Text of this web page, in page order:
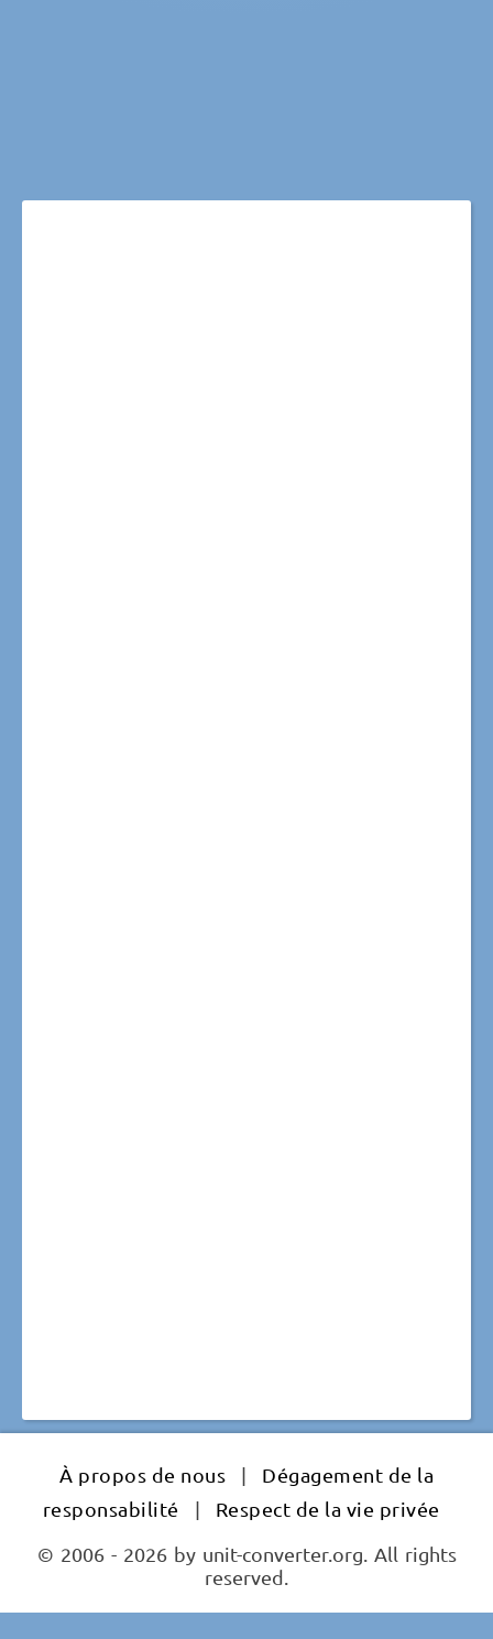
À propos de nous |
Dégagement de la
responsabilité
|
Respect de la vie privée
© 2006 - 2026 by unit-converter.org. All rights
reserved.